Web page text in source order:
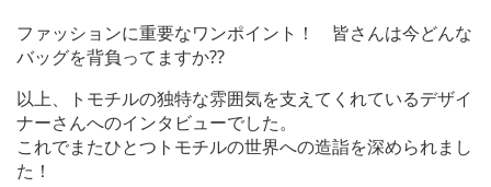
ファッションに重要なワンポイント！ 皆さんは今どんな
バッグを背負ってますか??
以上、トモチルの独特な雰囲気を支えてくれているデザイ
ナーさんへのインタビューでした。
これでまたひとつトモチルの世界への造詣を深められまし
た！